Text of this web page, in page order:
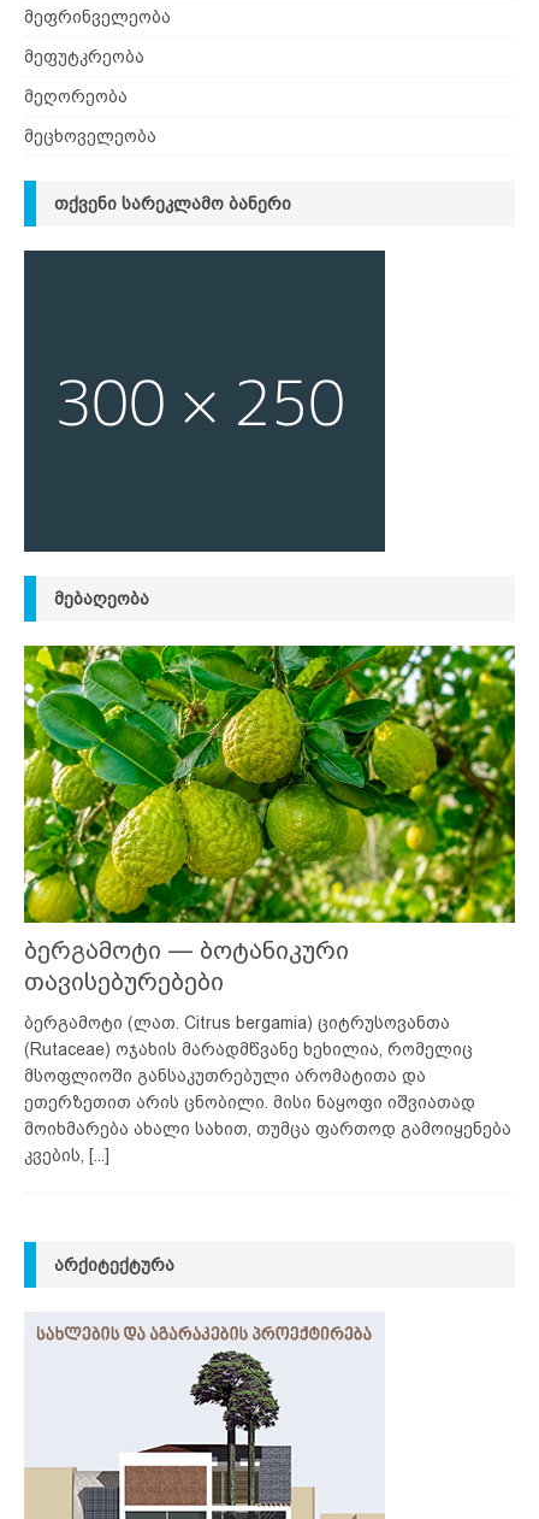
მეფრინველეობა
მეფუტკრეობა
მეღორეობა
მეცხოველეობა
ᲗᲥᲕᲔᲜᲘ ᲡᲐᲠᲔᲙᲚᲐᲛᲝ ᲑᲐᲜᲔᲠᲘ
ᲛᲔᲑᲐᲦᲔᲝᲑᲐ
ბერგამოტი — ბოტანიკური
თავისებურებები
ბერგამოტი (ლათ. Citrus bergamia) ციტრუსოვანთა
(Rutaceae) ოჯახის მარადმწვანე ხეხილია, რომელიც
მსოფლიოში განსაკუთრებული არომატითა და
ეთერზეთით არის ცნობილი. მისი ნაყოფი იშვიათად
მოიხმარება ახალი სახით, თუმცა ფართოდ გამოიყენება
კვების,
[...]
ᲐᲠᲥᲘᲢᲔᲥᲢᲣᲠᲐ